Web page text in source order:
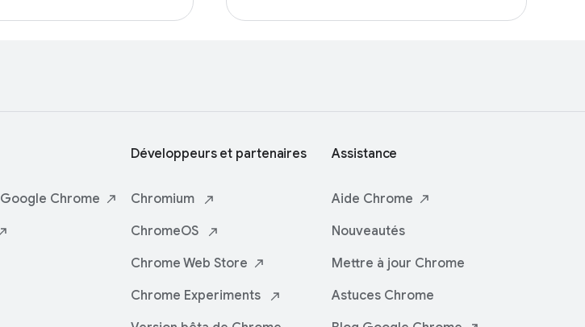
Google Chrome
Développeurs et partenaires
Chromium
ChromeOS
Chrome Web Store
Chrome Experiments
Assistance
Aide Chrome
Nouveautés
Mettre à jour Chrome
Astuces Chrome